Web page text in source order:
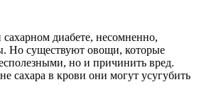
диабете, несомненно,
Но существуют овощи, которые
но и причинить вред.
сахара в крови они могут усугубить